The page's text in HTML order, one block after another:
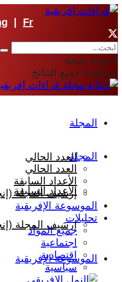
Fr
لا توجد نتيجة
مشاهدة جميع النتائج
المجلة
العدد الحالي
الأعداد السابقة
إرشيف المجلة
الموسوعة الإفريقية
المجلة
العدد الحالي
الأعداد السابقة
إرشيف المجلة
الموسوعة الإفريقية
تحليلات
جميع المواد
اجتماعية
اقتصادية
سياسية